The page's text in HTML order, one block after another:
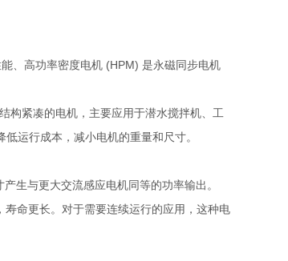
、高功率密度电机 (HPM) 是永磁同步电机
构紧凑的电机，主要应用于潜水搅拌机、工
运行成本，减小电机的重量和尺寸。
生与更大交流感应电机同等的功率输出。
命更长。对于需要连续运行的应用，这种电